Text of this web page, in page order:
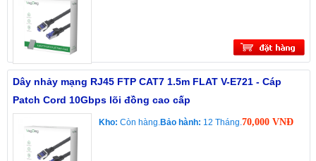
Dây nhảy mạng RJ45 FTP CAT7 1.5m FLAT V-E721 - Cáp
Patch Cord 10Gbps lõi đồng cao cấp
Kho: Còn hàng. Bảo hành: 12 Tháng. 70,000 VNĐ